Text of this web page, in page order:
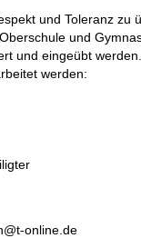
und Toleranz
und
und eingeübt werden.
werden:
online.de